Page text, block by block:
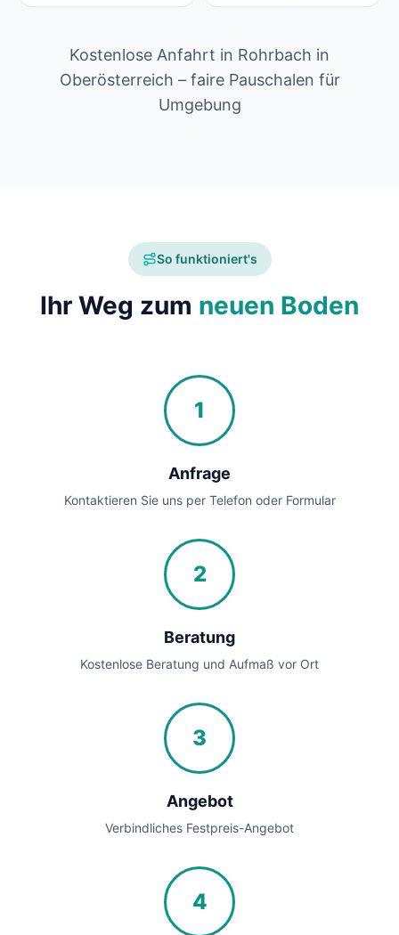
Kostenlose Anfahrt in Rohrbach in
Oberösterreich – faire Pauschalen für
Umgebung
So funktioniert's
Ihr Weg zum neuen Boden
1
Anfrage
Kontaktieren Sie uns per Telefon oder Formular
2
Beratung
Kostenlose Beratung und Aufmaß vor Ort
3
Angebot
Verbindliches Festpreis-Angebot
4